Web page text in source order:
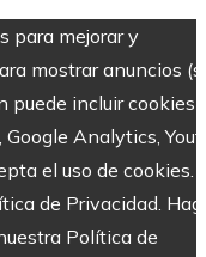
para mejorar y
mostrar anuncios
puede incluir cookies
Analytics,
el uso de cookies.
de Privacidad.
Política de